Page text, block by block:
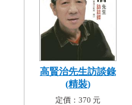
高賢治先生訪談錄
(精裝)
定價：370 元